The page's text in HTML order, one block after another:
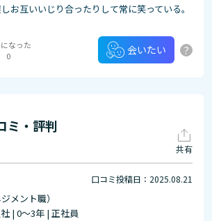
お互いいじり合ったりして常に笑っている。
なった
0
会いたい ?
ミ・評判
共有
口コミ投稿日：2025.08.21
メント職）
| 0～3年 | 正社員